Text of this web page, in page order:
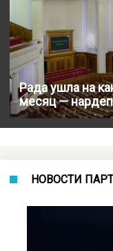
Рада ушла на
месяц —
НОВОСТИ